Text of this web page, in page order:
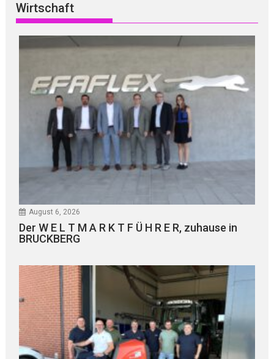
Wirtschaft
August 6, 2026
Der W E L T M A R K T F Ü H R E R, zuhause in
BRUCKBERG